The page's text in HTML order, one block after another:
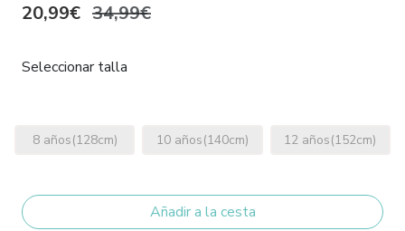
20,99€ 34,99€
Seleccionar talla
8 años(128cm) 10 años(140cm) 12 años(152cm)